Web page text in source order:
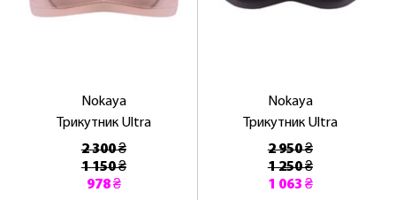
Nokaya
Трикутник Ultra
2 300 ₴
1 150 ₴
978 ₴
Nokaya
Трикутник Ultra
2 950 ₴
1 250 ₴
1 063 ₴